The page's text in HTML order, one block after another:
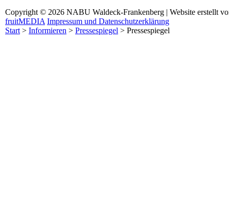
Copyright © 2026 NABU Waldeck-Frankenberg | Website erstellt
fruitMEDIA Impressum und Datenschutzerklärung
Start> Informieren > Pressespiegel > Pressespiegel